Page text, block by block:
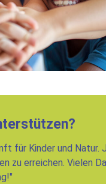
für Kinder und Natur.
zu erreichen. Vielen